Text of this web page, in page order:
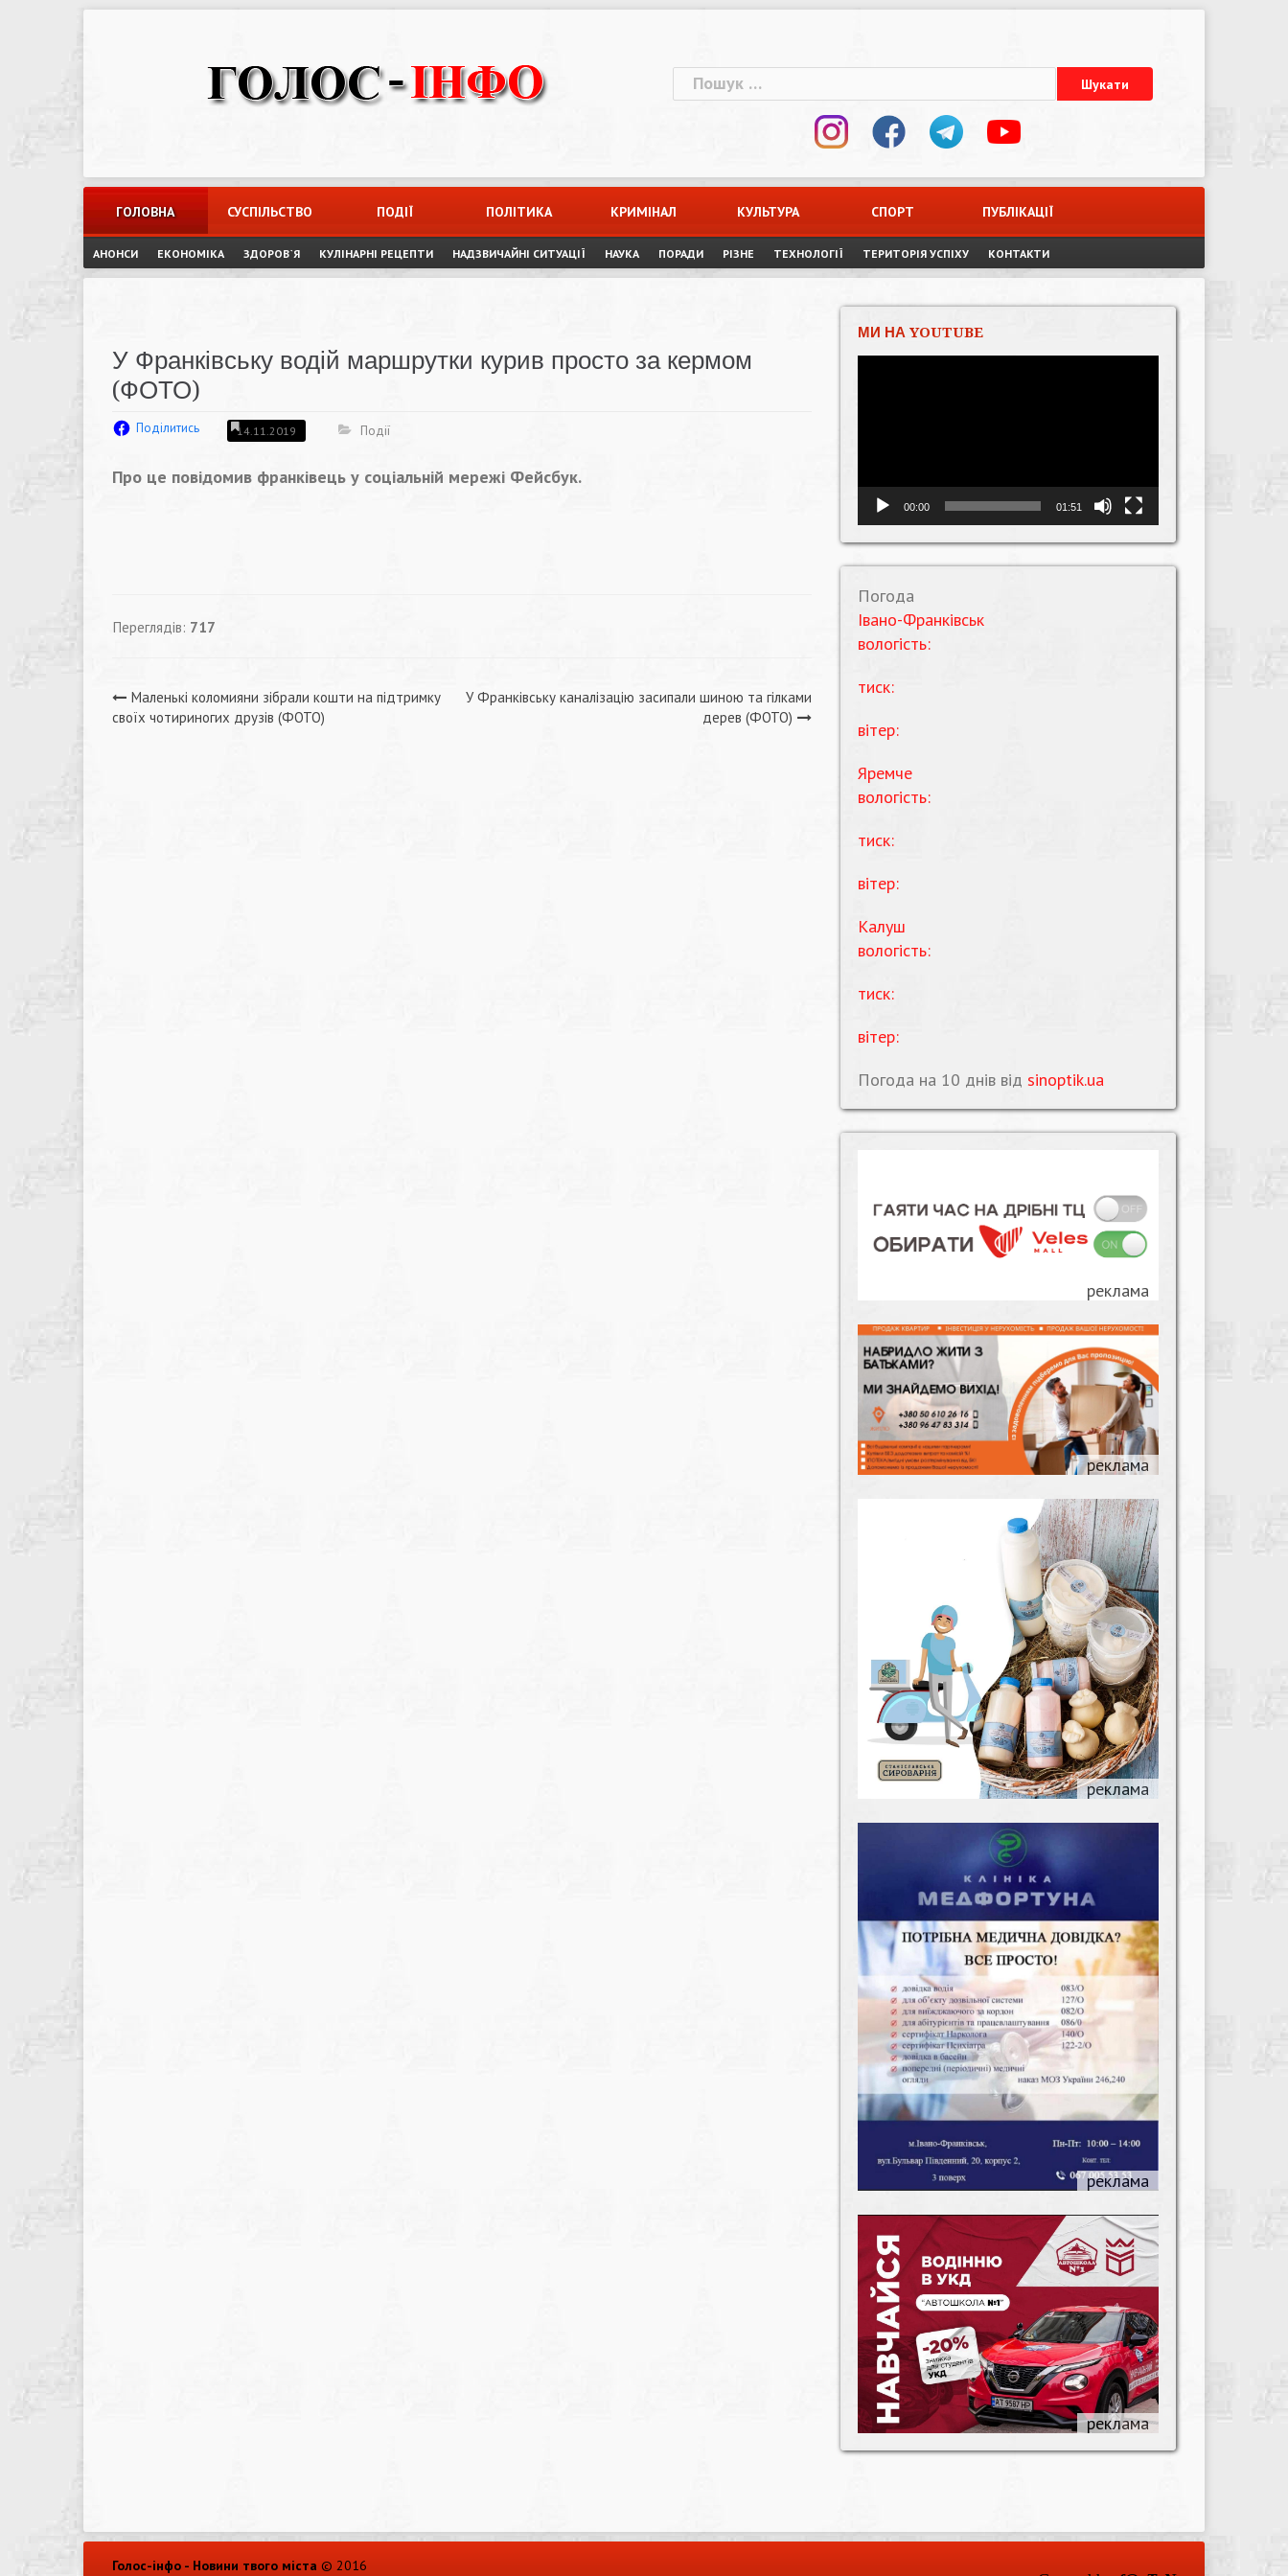
Пошук:
ГОЛОВНА СУСПІЛЬСТВО ПОДІЇ ПОЛІТИКА КРИМІНАЛ КУЛЬТУРА СПОРТ ПУБЛІКАЦІЇ
АНОНСИ ЕКОНОМІКА ЗДОРОВ`Я КУЛІНАРНІ РЕЦЕПТИ НАДЗВИЧАЙНІ СИТУАЦІЇ НАУКА ПОРАДИ РІЗНЕ ТЕХНОЛОГІЇ ТЕРИТОРІЯ УСПІХУ КОНТАКТИ
У Франківську водій маршрутки курив просто за кермом
(ФОТО)
Поділитись 14.11.2019 Події
Про це повідомив франківець у соціальній мережі Фейсбук.
Переглядів: 717
Навігація
Маленькі коломияни зібрали кошти на підтримку
своїх чотириногих друзів (ФОТО)
У Франківську каналізацію засипали шиною та гілками
дерев (ФОТО)
МИ НА YOUTUBE
00:00 01:51
Погода
Івано-Франківськ
вологість:
тиск:
вітер:
Яремче
вологість:
тиск:
вітер:
Калуш
вологість:
тиск:
вітер:
Погода на 10 днів від sinoptik.ua
Голос-інфо - Новини твого міста © 2016